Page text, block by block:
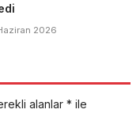
2026
alanlar * ile